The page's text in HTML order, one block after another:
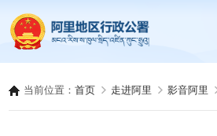
当前位置：首页 走进阿里 影音阿里